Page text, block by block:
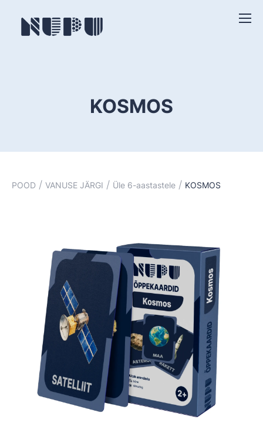
KOSMOS
POOD / VANUSE JÄRGI / Üle 6-aastastele / KOSMOS